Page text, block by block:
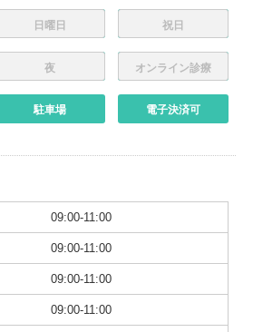
日曜日 祝日
夜 オンライン診療
駐車場 電子決済可
09:00-11:00
09:00-11:00
09:00-11:00
09:00-11:00